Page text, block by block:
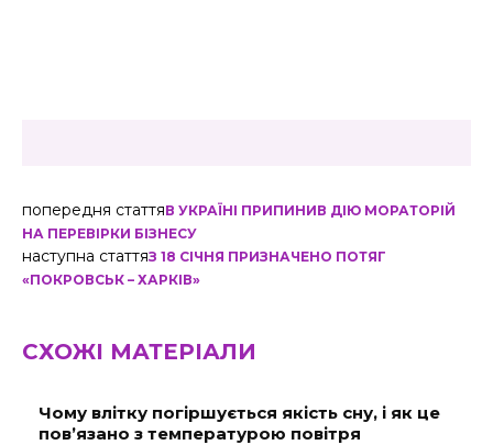
попередня статтяВ УКРАЇНІ ПРИПИНИВ ДІЮ МОРАТОРІЙ
НА ПЕРЕВІРКИ БІЗНЕСУ
наступна статтяЗ 18 СІЧНЯ ПРИЗНАЧЕНО ПОТЯГ
«ПОКРОВСЬК – ХАРКІВ»
СХОЖІ МАТЕРІАЛИ
Чому влітку погіршується якість сну, і як це
пов’язано з температурою повітря